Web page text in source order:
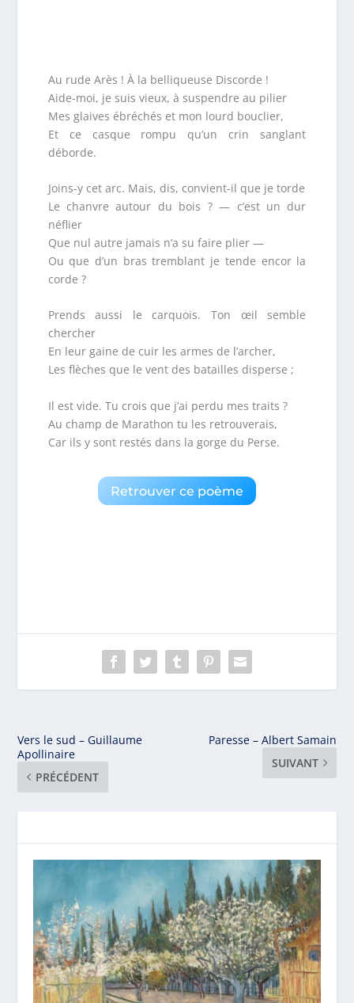
Au rude Arès ! À la belliqueuse Discorde !
Aide-moi, je suis vieux, à suspendre au pilier
Mes glaives ébréchés et mon lourd bouclier,
Et ce casque rompu qu’un crin sanglant
déborde.
Joins-y cet arc. Mais, dis, convient-il que je torde
Le chanvre autour du bois ? — c’est un dur
néflier
Que nul autre jamais n’a su faire plier —
Ou que d’un bras tremblant je tende encor la
corde ?
Prends aussi le carquois. Ton œil semble
chercher
En leur gaine de cuir les armes de l’archer,
Les flèches que le vent des batailles disperse ;
Il est vide. Tu crois que j’ai perdu mes traits ?
Au champ de Marathon tu les retrouverais,
Car ils y sont restés dans la gorge du Perse.
Retrouver ce poème
Vers le sud – Guillaume
Apollinaire
PRÉCÉDENT
Paresse – Albert Samain
SUIVANT